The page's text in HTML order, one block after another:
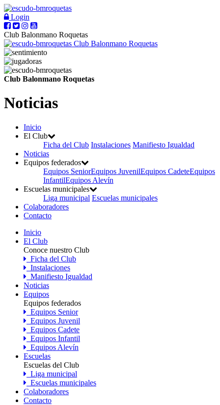
Login
Club Balonmano Roquetas
Club Balonmano Roquetas
Club Balonmano Roquetas
Noticias
Inicio
El Club
Ficha del Club Instalaciones Manifiesto Igualdad
Noticias
Equipos federados
Equipos SeniorEquipos JuvenilEquipos CadeteEquipos
InfantilEquipos Alevín
Escuelas municipales
Liga municipal Escuelas municipales
Colaboradores
Contacto
Inicio
El Club
Conoce nuestro Club
Ficha del Club
Instalaciones
Manifiesto Igualdad
Noticias
Equipos
Equipos federados
Equipos Senior
Equipos Juvenil
Equipos Cadete
Equipos Infantil
Equipos Alevín
Escuelas
Escuelas del Club
Liga municipal
Escuelas municipales
Colaboradores
Contacto